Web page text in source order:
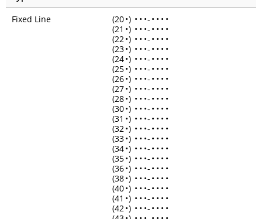
Fixed Line
(20•) • • •- • • • •
(21 •) • • •- • • • •
(22•) • • •- • • • •
(23•) • • •- • • • •
(24•) • • •- • • • •
(25•) • • •- • • • •
(26•) • • •- • • • •
(27•) • • •- • • • •
(28•) • • •- • • • •
(30•) • • •- • • • •
(31 •) • • •- • • • •
(32•) • • •- • • • •
(33•) • • •- • • • •
(34•) • • •- • • • •
(35•) • • •- • • • •
(36•) • • •- • • • •
(38•) • • •- • • • •
(40•) • • •- • • • •
(41 •) • • •- • • • •
(42•) • • •- • • • •